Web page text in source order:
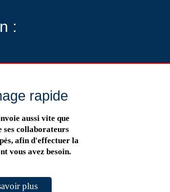
:
rapide
aussi vite que
ses collaborateurs
afin d'effectuer la
vous avez besoin.
plus